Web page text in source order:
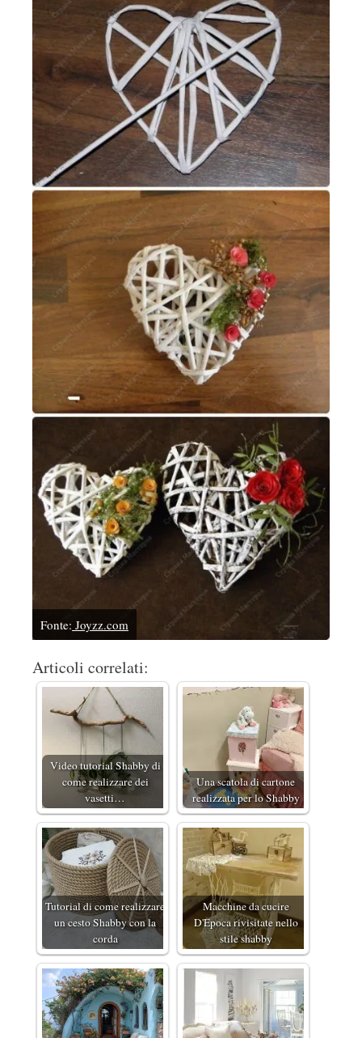
Fonte: Joyzz.com
Articoli correlati:
Video tutorial Shabby di
come realizzare dei
vasetti…
Una scatola di cartone
realizzata per lo Shabby
Tutorial di come realizzare
un cesto Shabby con la
corda
Macchine da cucire
D'Epoca rivisitate nello
stile shabby